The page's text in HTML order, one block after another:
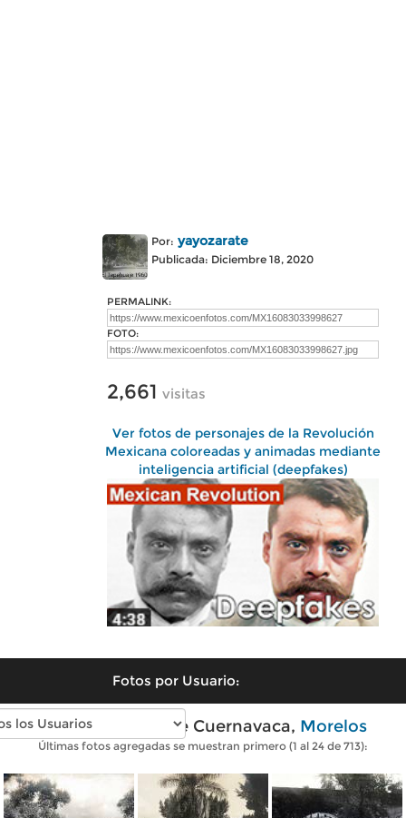
Por: yayozarate
Publicada: Diciembre 18, 2020
PERMALINK:
FOTO:
2,661 visitas
Ver fotos de personajes de la Revolución
Mexicana coloreadas y animadas mediante
inteligencia artificial (deepfakes)
Fotos por Usuario:
Fotos antiguas de Cuernavaca, Morelos
Últimas fotos agregadas se muestran primero (1 al 24 de 713):